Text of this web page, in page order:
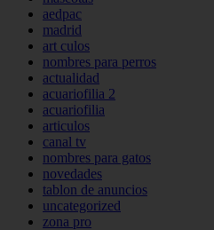
aedpac
madrid
art culos
nombres para perros
actualidad
acuariofilia 2
acuariofilia
articulos
canal tv
nombres para gatos
novedades
tablon de anuncios
uncategorized
zona pro